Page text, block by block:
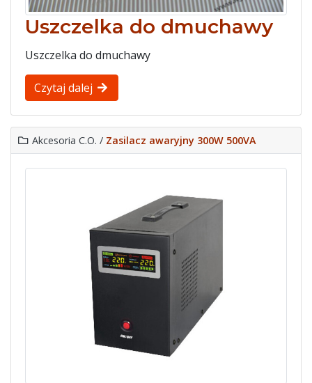
Uszczelka do dmuchawy
Uszczelka do dmuchawy
Czytaj dalej
Akcesoria C.O. / Zasilacz awaryjny 300W 500VA